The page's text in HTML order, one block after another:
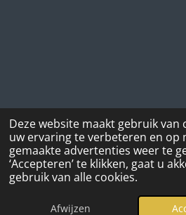
Deze website maakt gebruik van
uw ervaring te verbeteren en op
gemaakte advertenties weer te
‘Accepteren’ te klikken, gaat u
gebruik van alle cookies.
Afwijzen
E-mailadres